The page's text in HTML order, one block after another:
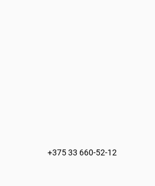
+375 33 660-52-12